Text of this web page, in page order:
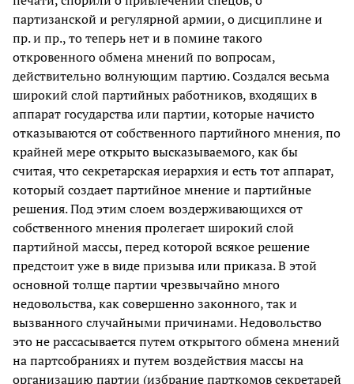
партизанской и регулярной армии, о дисциплине и
пр. и пр., то теперь нет и в помине такого
откровенного обмена мнений по вопросам,
действительно волнующим партию. Создался весьма
широкий слой партийных работников, входящих в
аппарат государства или партии, которые начисто
отказываются от собственного партийного мнения, по
крайней мере открыто высказываемого, как бы
считая, что секретарская иерархия и есть тот аппарат,
который создает партийное мнение и партийные
решения. Под этим слоем воздерживающихся от
собственного мнения пролегает широкий слой
партийной массы, перед которой всякое решение
предстоит уже в виде призыва или приказа. В этой
основной толще партии чрезвычайно много
недовольства, как совершенно законного, так и
вызванного случайными причинами. Недовольство
это не рассасывается путем открытого обмена мнений
на партсобраниях и путем воздействия массы на
организацию партии (избрание парткомов секретарей